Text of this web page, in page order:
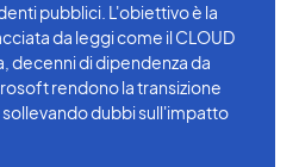
pubblici. L'obiettivo è la
da leggi come il CLOUD
decenni di dipendenza da
rendono la transizione
dubbi sull'impatto